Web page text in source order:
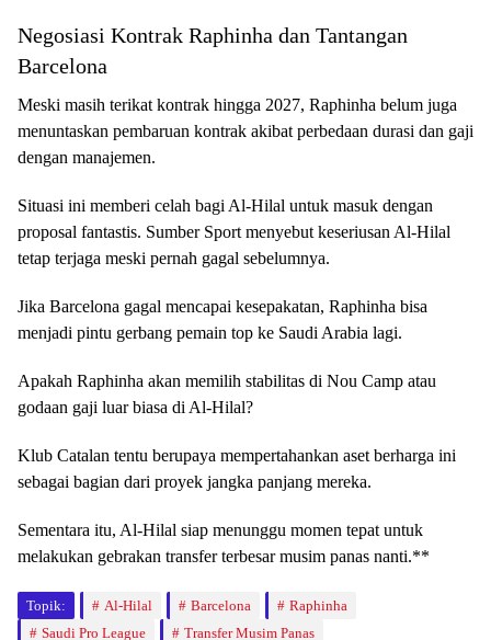
Negosiasi Kontrak Raphinha dan Tantangan
Barcelona
Meski masih terikat kontrak hingga 2027, Raphinha belum juga
menuntaskan pembaruan kontrak akibat perbedaan durasi dan gaji
dengan manajemen.
Situasi ini memberi celah bagi Al-Hilal untuk masuk dengan
proposal fantastis. Sumber Sport menyebut keseriusan Al-Hilal
tetap terjaga meski pernah gagal sebelumnya.
Jika Barcelona gagal mencapai kesepakatan, Raphinha bisa
menjadi pintu gerbang pemain top ke Saudi Arabia lagi.
Apakah Raphinha akan memilih stabilitas di Nou Camp atau
godaan gaji luar biasa di Al-Hilal?
Klub Catalan tentu berupaya mempertahankan aset berharga ini
sebagai bagian dari proyek jangka panjang mereka.
Sementara itu, Al-Hilal siap menunggu momen tepat untuk
melakukan gebrakan transfer terbesar musim panas nanti.**
Topik: Al-Hilal Barcelona
Raphinha
Saudi Pro League
Transfer Musim Panas